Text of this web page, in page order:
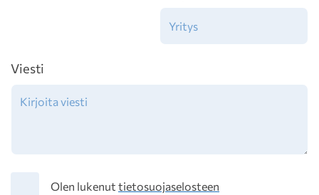
Viesti
TietosuojaOlen lukenut tietosuojaselosteen